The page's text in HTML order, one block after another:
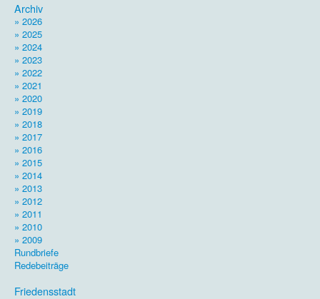
Archiv
» 2026
» 2025
» 2024
» 2023
» 2022
» 2021
» 2020
» 2019
» 2018
» 2017
» 2016
» 2015
» 2014
» 2013
» 2012
» 2011
» 2010
» 2009
Rundbriefe
Redebeiträge
Friedensstadt